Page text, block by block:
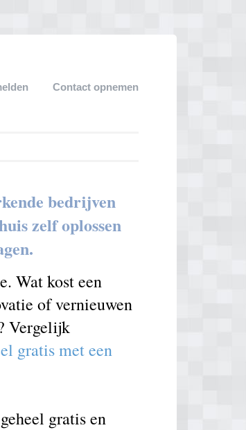
Contact opnemen
bedrijven
zelf oplossen
Wat kost een
of vernieuwen
Vergelijk
gratis met een
gratis en